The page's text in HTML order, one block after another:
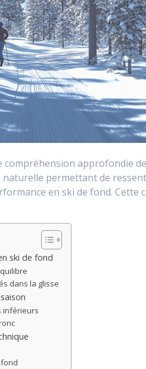
approfondie
permettant de
en ski de fond. Cette
ski de fond
dans la glisse
inférieurs